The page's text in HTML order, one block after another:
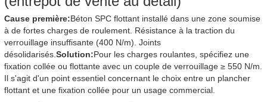
Cause première:Béton SPC flottant installé dans une zone soumise
à de fortes charges de roulement. Résistance à la traction du
verrouillage insuffisante (400 N/m). Joints
désolidarisés. Solution:Pour les charges roulantes, spécifiez une
fixation collée ou flottante avec un couple de verrouillage ≥ 550 N/m.
Il s'agit d'un point essentiel concernant le choix entre un plancher
flottant et une fixation collée pour un usage commercial.